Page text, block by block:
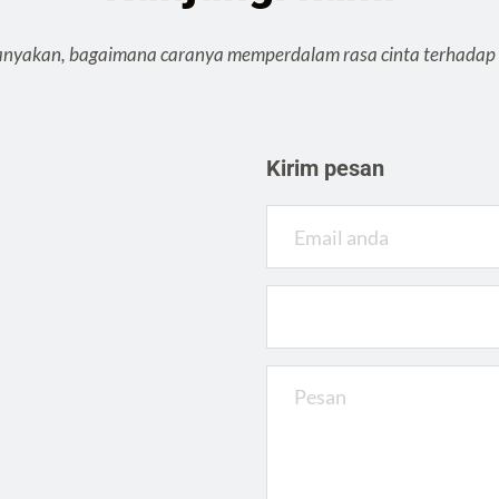
bagaimana caranya memperdalam rasa cinta terhadap
Kirim pesan